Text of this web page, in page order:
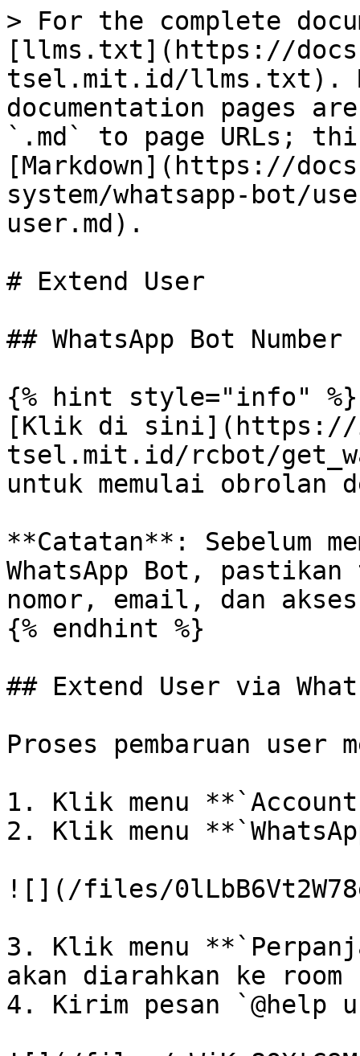
> For the complete
[llms.txt](https://
tsel.mit.id/llms.txt).
documentation pages
`.md` to page URLs;
[Markdown](https://
system/whatsapp-bot/
user.md).
# Extend User
## WhatsApp Bot Number
{% hint style="info" %}
[Klik di sini](https://
tsel.mit.id/rcbot/
untuk memulai obrolan
**Catatan**: Sebelum
WhatsApp Bot,
nomor, email, dan
{% endhint %}
## Extend User via
Proses pembaruan user
1. Klik menu
2. Klik menu
![](/files/
3. Klik menu
akan diarahkan ke room
4. Kirim pesan `@help